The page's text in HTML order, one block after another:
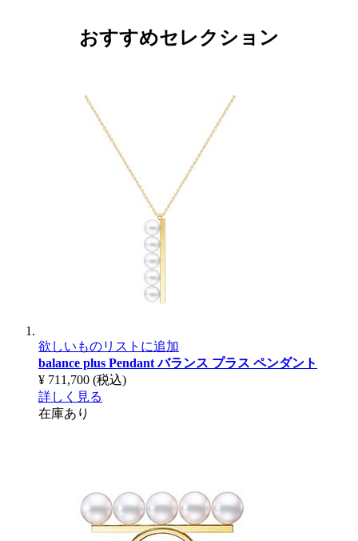
おすすめセレクション
欲しいものリストに追加
balance plus Pendantバランス プラス ペンダント
¥ 711,700 (税込)
詳しく見る
在庫あり